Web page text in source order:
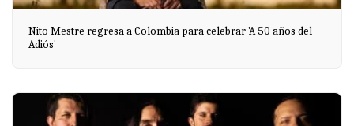
Nito Mestre regresa a Colombia para celebrar 'A 50 años del
Adiós'